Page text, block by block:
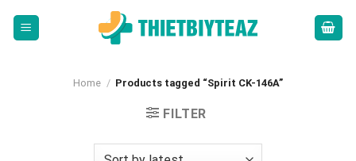
Home / Products tagged “Spirit CK-146A”
FILTER